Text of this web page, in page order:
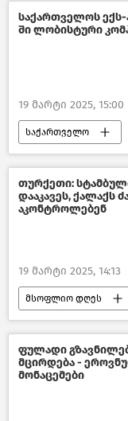
ახალი ამბები
საქართველოს ექს-
ში ლობისტური
19 მარტი 2025, 15:00
საქართველო
საქართველოს
მიხეილ სააკაშვილი
ახალი ამბები
თურქეთი:
დააკავეს, ქალაქს
აკონტროლებენ
19 მარტი 2025, 14:13
მსოფლიო დღეს
მსოფლიოს ახალი
საზოგადოება
ფულადი
მცირდება -
მონაცემები